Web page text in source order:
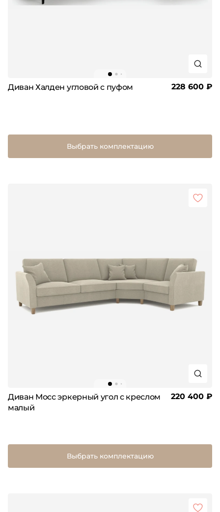
Диван Халден угловой с пуфом 228 600 ₽
Выбрать комплектацию
Диван Мосс эркерный угол с креслом
малый
220 400 ₽
Выбрать комплектацию